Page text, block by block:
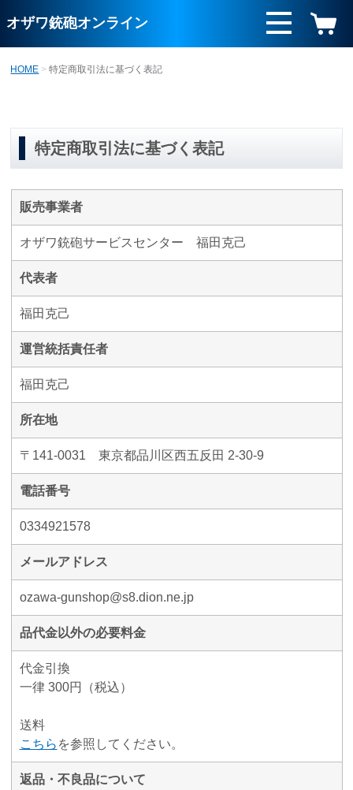
オザワ銃砲オンライン
HOME 特定商取引法に基づく表記
特定商取引法に基づく表記
販売事業者
オザワ銃砲サービスセンター 福田克己
代表者
福田克己
運営統括責任者
福田克己
所在地
〒141-0031 東京都品川区西五反田 2-30-9
電話番号
0334921578
メールアドレス
ozawa-gunshop@s8.dion.ne.jp
品代金以外の必要料金
代金引換
一律 300円（税込）
送料
こちら を参照してください。
返品・不良品について